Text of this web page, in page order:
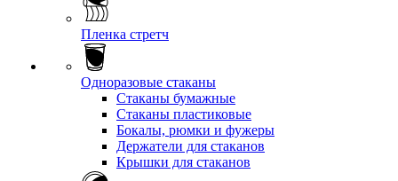
Пленка стретч
Одноразовые стаканы
Стаканы бумажные
Стаканы пластиковые
Бокалы, рюмки и фужеры
Держатели для стаканов
Крышки для стаканов